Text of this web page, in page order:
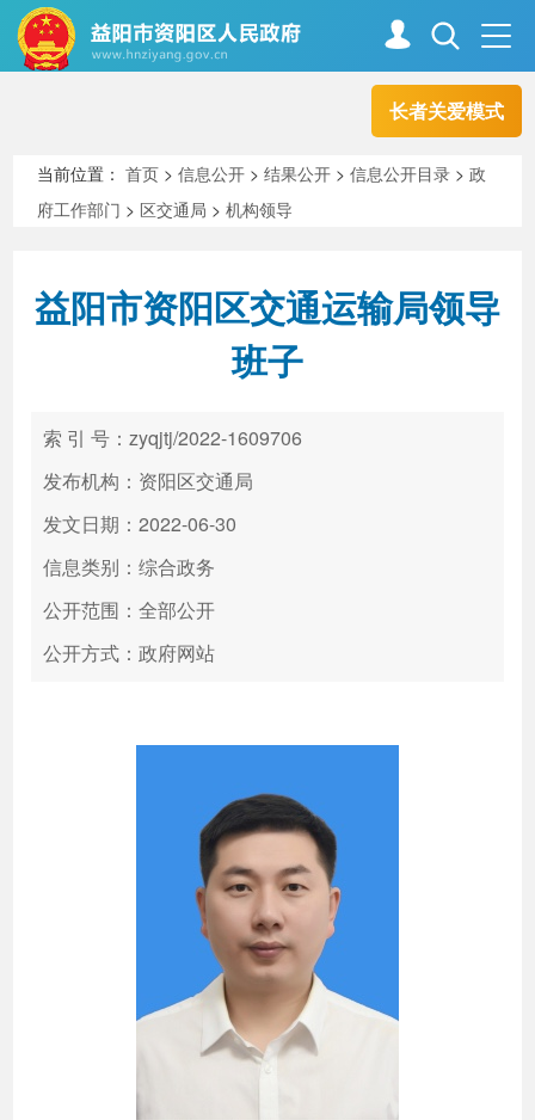
长者关爱模式
走进资阳
新闻中心 解读回应
政务服务
高效办成一件事
当前位置：首页 >信息公开 >结果公开 >信息公开目录 >政
府工作部门 > 区交通局 >机构领导
益阳市资阳区交通运输局领导
班子
索 引 号：zyqjtj/2022-1609706
发布机构：资阳区交通局
发文日期：2022-06-30
信息类别：综合政务
公开范围：全部公开
公开方式：政府网站